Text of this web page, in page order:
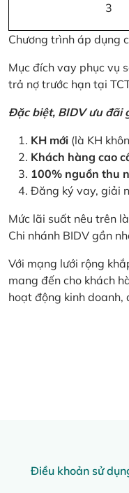
3
Chương trình áp dụng
Mục đích vay phục vụ
trả nợ trước hạn tại
Đặc biệt, BIDV ưu đãi
KH mới (là KH
Khách hàng cao
100% nguồn thu
Đăng ký vay, giải
Mức lãi suất nêu trên
Chi nhánh BIDV gần
Với mạng lưới rộng
mang đến cho khách
hoạt động kinh doanh,
Điều khoản sử